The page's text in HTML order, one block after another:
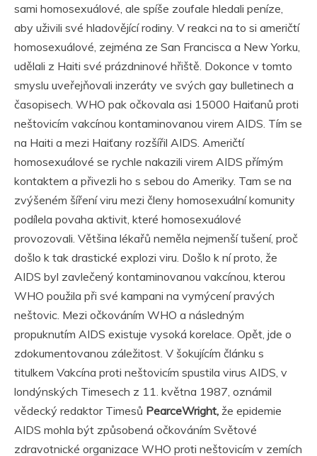
sami homosexuálové, ale spíše zoufale hledali peníze,
aby uživili své hladovějící rodiny. V reakci na to si američtí
homosexuálové, zejména ze San Francisca a New Yorku,
udělali z Haiti své prázdninové hřiště. Dokonce v tomto
smyslu uveřejňovali inzeráty ve svých gay bulletinech a
časopisech. WHO pak očkovala asi 15000 Haiťanů proti
neštovicím vakcínou kontaminovanou virem AIDS. Tím se
na Haiti a mezi Haiťany rozšířil AIDS. Američtí
homosexuálové se rychle nakazili virem AIDS přímým
kontaktem a přivezli ho s sebou do Ameriky. Tam se na
zvýšeném šíření viru mezi členy homosexuální komunity
podílela povaha aktivit, které homosexuálové
provozovali. Většina lékařů neměla nejmenší tušení, proč
došlo k tak drastické explozi viru. Došlo k ní proto, že
AIDS byl zavlečený kontaminovanou vakcínou, kterou
WHO použila při své kampani na vymýcení pravých
neštovic. Mezi očkováním WHO a následným
propuknutím AIDS existuje vysoká korelace. Opět, jde o
zdokumentovanou záležitost. V šokujícím článku s
titulkem Vakcína proti neštovicím spustila virus AIDS, v
londýnských Timesech z 11. května 1987, oznámil
vědecký redaktor Timesů PearceWright, že epidemie
AIDS mohla být způsobená očkováním Světové
zdravotnické organizace WHO proti neštovicím v zemích